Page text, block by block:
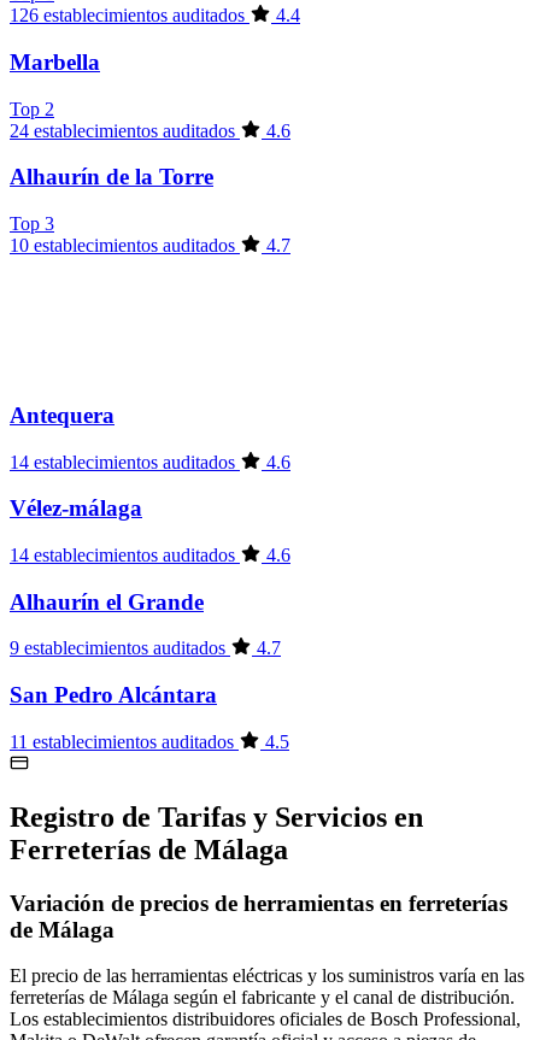
126 establecimientos auditados
4.4
Marbella
Top 2
24 establecimientos auditados
4.6
Alhaurín de la Torre
Top 3
10 establecimientos auditados
4.7
Antequera
14 establecimientos auditados 4.6
Vélez-málaga
14 establecimientos auditados 4.6
Alhaurín el Grande
9 establecimientos auditados 4.7
San Pedro Alcántara
11 establecimientos auditados 4.5
Registro de Tarifas y Servicios en
Ferreterías de Málaga
Variación de precios de herramientas en ferreterías
de Málaga
El precio de las herramientas eléctricas y los suministros varía en las
ferreterías de Málaga según el fabricante y el canal de distribución.
Los establecimientos distribuidores oficiales de Bosch Professional,